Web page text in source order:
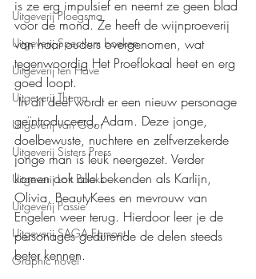
Uitgeverij Ploegsma
Uitgeverij Spectrum boeken
Uitgeverij ten Have
Uitgeverij Thema
Uitgeverij van Goor
Uitgeverij Sisters Press
Uitgeverij Loft Books
Uitgeverij Passie
Uitgeverij SAGA Egmont
Graphic novel
is ze erg impulsief en neemt ze geen blad
voor de mond. Ze heeft de wijnproeverij
van haar ouders overgenomen, wat
tegenwoordig Het Proeflokaal heet en erg
goed loopt.
In dit deel wordt er een nieuw personage
geïntroduceerd, Adam. Deze jonge,
doelbewuste, nuchtere en zelfverzekerde
jonge man is leuk neergezet. Verder
komen ook alle bekenden als Karlijn,
Olivia, BeautyKees en mevrouw van
Engelen weer terug. Hierdoor leer je de
personages gedurende de delen steeds
beter kennen.